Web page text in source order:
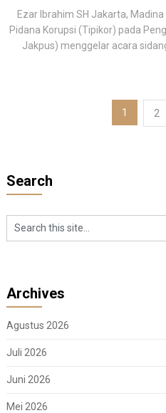
Ezar Ibrahim SH Jakarta,
Pidana Korupsi (Tipikor) pada
Jakpus) menggelar acara
1 2
Search
Archives
Agustus 2026
Juli 2026
Juni 2026
Mei 2026